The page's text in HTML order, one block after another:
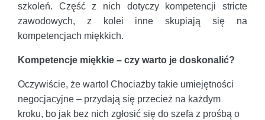
szkoleń. Część z nich dotyczy kompetencji stricte
zawodowych, z kolei inne skupiają się na
kompetencjach miękkich.
Kompetencje miękkie – czy warto je doskonalić?
Oczywiście, że warto! Chociażby takie umiejętności
negocjacyjne – przydają się przecież na każdym
kroku, bo jak bez nich zgłosić się do szefa z prośbą o